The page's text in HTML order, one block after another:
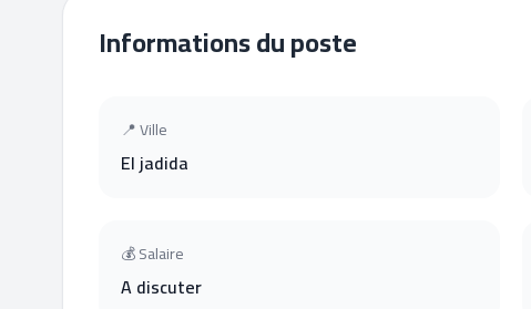
Informations du poste
📍 Ville
El jadida
💰 Salaire
A discuter